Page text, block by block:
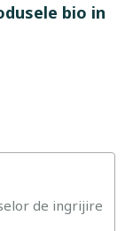
bio in
de ingrijire